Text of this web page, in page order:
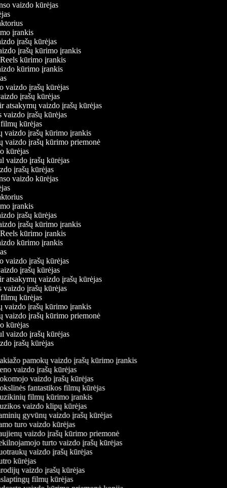
vaizdo kūrėjas
įrankis
įrašų kūrėjas
įrašų kūrimo įrankis
Reels kūrimo įrankis
kūrimo įrankis
vaizdo įrašų kūrėjas
įrašų kūrėjas
atsakymų vaizdo įrašų kūrėjas
vaizdo įrašų kūrėjas
kūrėjas
vaizdo įrašų kūrimo įrankis
vaizdo įrašų kūrimo priemonė
kūrėjas
vaizdo įrašų kūrėjas
įrašų kūrėjas
vaizdo kūrėjas
įrankis
įrašų kūrėjas
įrašų kūrimo įrankis
Reels kūrimo įrankis
kūrimo įrankis
vaizdo įrašų kūrėjas
įrašų kūrėjas
atsakymų vaizdo įrašų kūrėjas
vaizdo įrašų kūrėjas
kūrėjas
vaizdo įrašų kūrimo įrankis
vaizdo įrašų kūrimo priemonė
kūrėjas
vaizdo įrašų kūrėjas
įrašų kūrėjas
pamokų vaizdo įrašų kūrimo įrankis
vaizdo įrašų kūrėjas
vaizdo įrašų kūrėjas
fantastikos filmų kūrėjas
filmų kūrimo įrankis
vaizdo klipų kūrėjas
gyvūnų vaizdo įrašų kūrėjas
turo vaizdo kūrėjas
vaizdo įrašų kūrimo priemonė
turto vaizdo įrašų kūrėjas
vaizdo įrašų kūrėjas
kūrėjas
vaizdo įrašų kūrėjas
filmų kūrėjas